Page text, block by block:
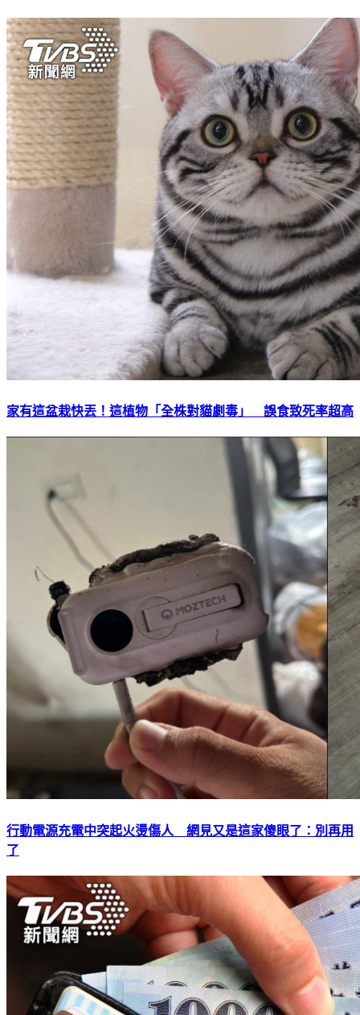
家有這盆栽快丟！這植物「全株對貓劇毒」 誤食致死率超高
行動電源充電中突起火燙傷人 網見又是這家傻眼了：別再用
了